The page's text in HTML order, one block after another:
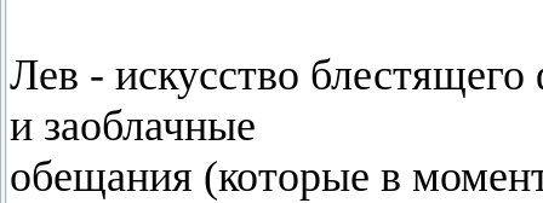
Лев - искусство
и заоблачные
обещания (которые в